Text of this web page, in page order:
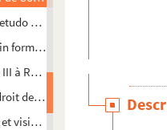
Rothomagensis ecclesie
formas chori ecclesiae
à Rotrou de Warwick,
de patronage des églises de
vision de l'archevêque Maurille